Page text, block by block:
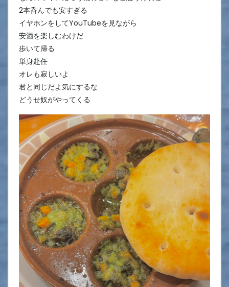
2本呑んでも安すぎる
イヤホンをしてYouTubeを見ながら
安酒を楽しむわけだ
歩いて帰る
単身赴任
オレも寂しいよ
君と同じだよ気にするな
どうせ奴がやってくる